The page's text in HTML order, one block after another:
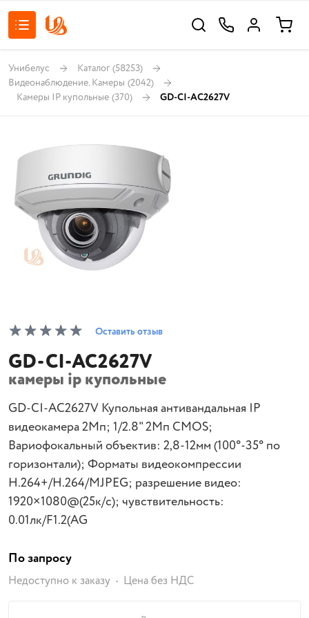
Унибелус Каталог (58253)
Видеонаблюдение. Камеры (2042)
Камеры IP купольные (370) GD-CI-AC2627V
Оставить отзыв
GD-CI-AC2627V
камеры ip купольные
GD-CI-AC2627V Купольная антивандальная IP
видеокамера 2Mп; 1/2.8" 2Mп CMOS;
Вариофокальный объектив: 2,8-12мм (100°-35° по
горизонтали); Форматы видеокомпрессии
H.264+/H.264/MJPEG; разрешение видео:
1920×1080@(25к/с); чувствительность:
0.01лк/F1.2(AG
По запросу
Недоступно к заказу Цена без НДС